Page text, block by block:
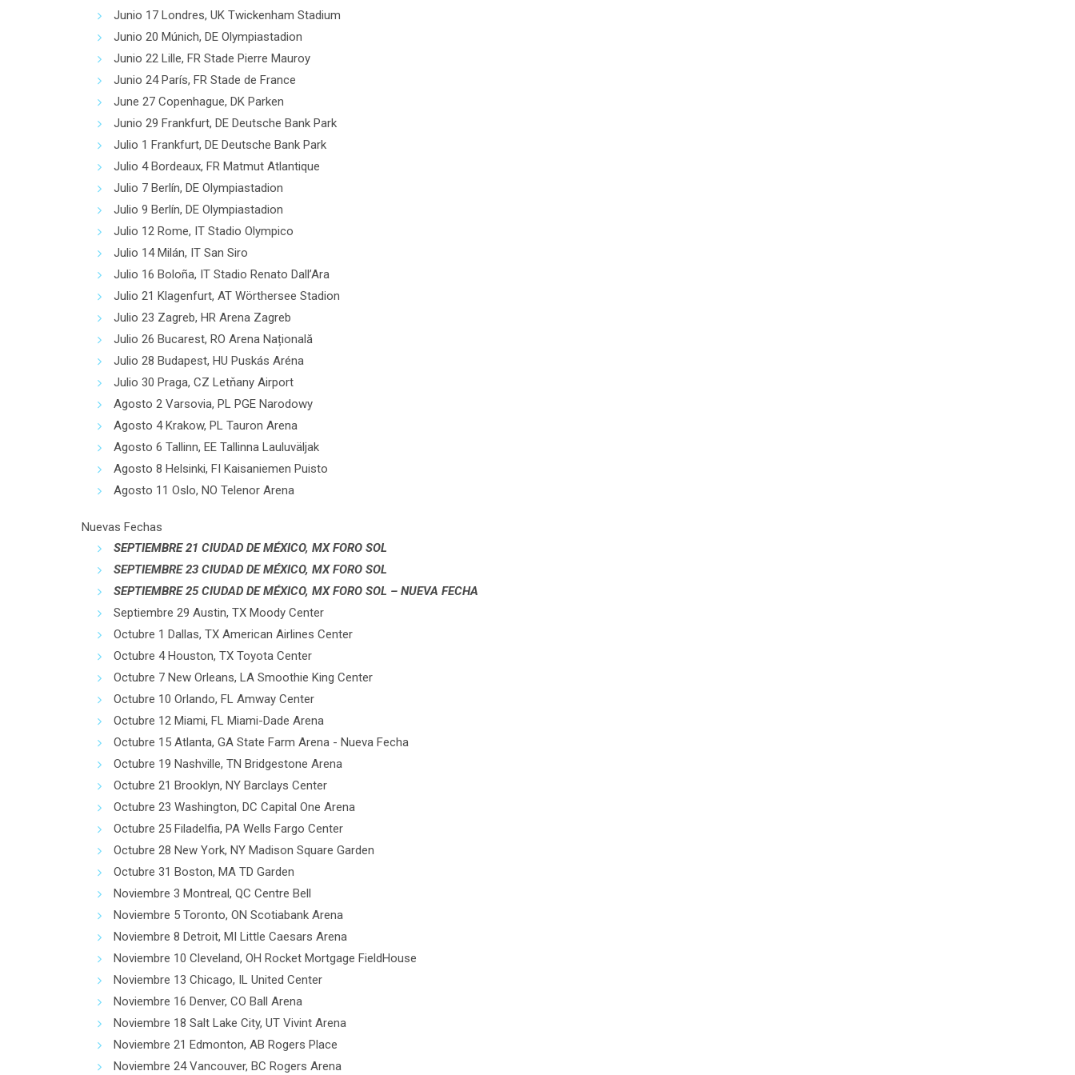
Junio 17 Londres, UK Twickenham Stadium
Junio 20 Múnich, DE Olympiastadion
Junio 22 Lille, FR Stade Pierre Mauroy
Junio 24 París, FR Stade de France
June 27 Copenhague, DK Parken
Junio 29 Frankfurt, DE Deutsche Bank Park
Julio 1 Frankfurt, DE Deutsche Bank Park
Julio 4 Bordeaux, FR Matmut Atlantique
Julio 7 Berlín, DE Olympiastadion
Julio 9 Berlín, DE Olympiastadion
Julio 12 Rome, IT Stadio Olympico
Julio 14 Milán, IT San Siro
Julio 16 Boloña, IT Stadio Renato Dall’Ara
Julio 21 Klagenfurt, AT Wörthersee Stadion
Julio 23 Zagreb, HR Arena Zagreb
Julio 26 Bucarest, RO Arena Națională
Julio 28 Budapest, HU Puskás Aréna
Julio 30 Praga, CZ Letňany Airport
Agosto 2 Varsovia, PL PGE Narodowy
Agosto 4 Krakow, PL Tauron Arena
Agosto 6 Tallinn, EE Tallinna Lauluväljak
Agosto 8 Helsinki, FI Kaisaniemen Puisto
Agosto 11 Oslo, NO Telenor Arena
Nuevas Fechas
SEPTIEMBRE 21 CIUDAD DE MÉXICO, MX FORO SOL
SEPTIEMBRE 23 CIUDAD DE MÉXICO, MX FORO SOL
SEPTIEMBRE 25 CIUDAD DE MÉXICO, MX FORO SOL – NUEVA FECHA
Septiembre 29 Austin, TX Moody Center
Octubre 1 Dallas, TX American Airlines Center
Octubre 4 Houston, TX Toyota Center
Octubre 7 New Orleans, LA Smoothie King Center
Octubre 10 Orlando, FL Amway Center
Octubre 12 Miami, FL Miami-Dade Arena
Octubre 15 Atlanta, GA State Farm Arena - Nueva Fecha
Octubre 19 Nashville, TN Bridgestone Arena
Octubre 21 Brooklyn, NY Barclays Center
Octubre 23 Washington, DC Capital One Arena
Octubre 25 Filadelfia, PA Wells Fargo Center
Octubre 28 New York, NY Madison Square Garden
Octubre 31 Boston, MA TD Garden
Noviembre 3 Montreal, QC Centre Bell
Noviembre 5 Toronto, ON Scotiabank Arena
Noviembre 8 Detroit, MI Little Caesars Arena
Noviembre 10 Cleveland, OH Rocket Mortgage FieldHouse
Noviembre 13 Chicago, IL United Center
Noviembre 16 Denver, CO Ball Arena
Noviembre 18 Salt Lake City, UT Vivint Arena
Noviembre 21 Edmonton, AB Rogers Place
Noviembre 24 Vancouver, BC Rogers Arena